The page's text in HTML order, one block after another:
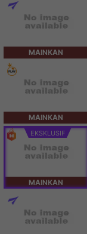
MAINKAN
MAINKAN
EKSKLUSIF
MAINKAN